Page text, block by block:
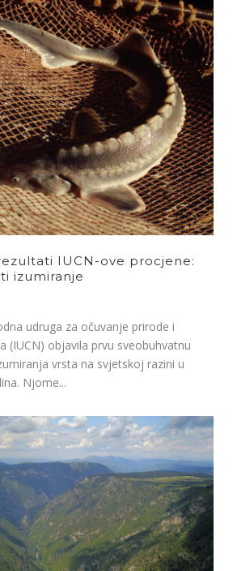
IUCN-ove procjene:
izumiranje
udruga za očuvanje prirode i
(IUCN) objavila prvu sveobuhvatnu
vrsta na svjetskoj razini u
Njome...